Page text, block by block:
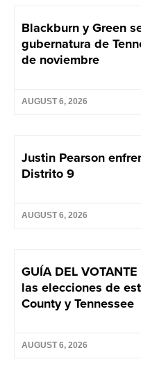
Blackburn y Green
gubernatura de
de noviembre
AUGUST 6, 2026
Justin Pearson
Distrito 9
AUGUST 6, 2026
GUÍA DEL
las elecciones de
County y Tennessee
AUGUST 6, 2026